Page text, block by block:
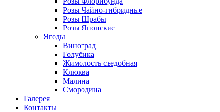
Розы Чайно-гибридные
Розы Шрабы
Розы Японские
Ягоды
Виноград
Голубика
Жимолость съедобная
Клюква
Малина
Смородина
Галерея
Контакты